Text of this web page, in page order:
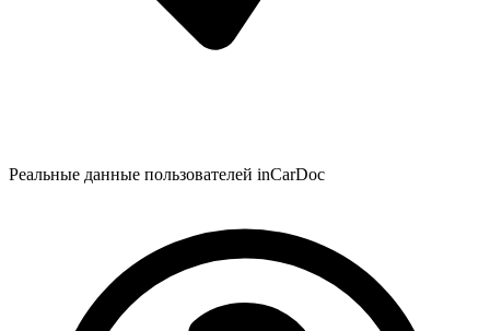
Реальные данные пользователей inCarDoc